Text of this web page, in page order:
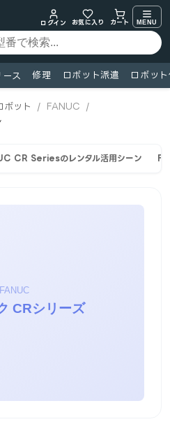
ログイン
お気に入り カート MENU
ース 修理 ロボット派遣 ロボッ
ボット / FANUC
/
CR Seriesのレンタル活用シーン